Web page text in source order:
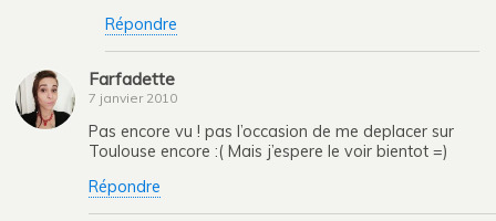
Répondre
Farfadette
7 janvier 2010
Pas encore vu ! pas l’occasion de me deplacer sur
Toulouse encore :( Mais j’espere le voir bientot =)
Répondre